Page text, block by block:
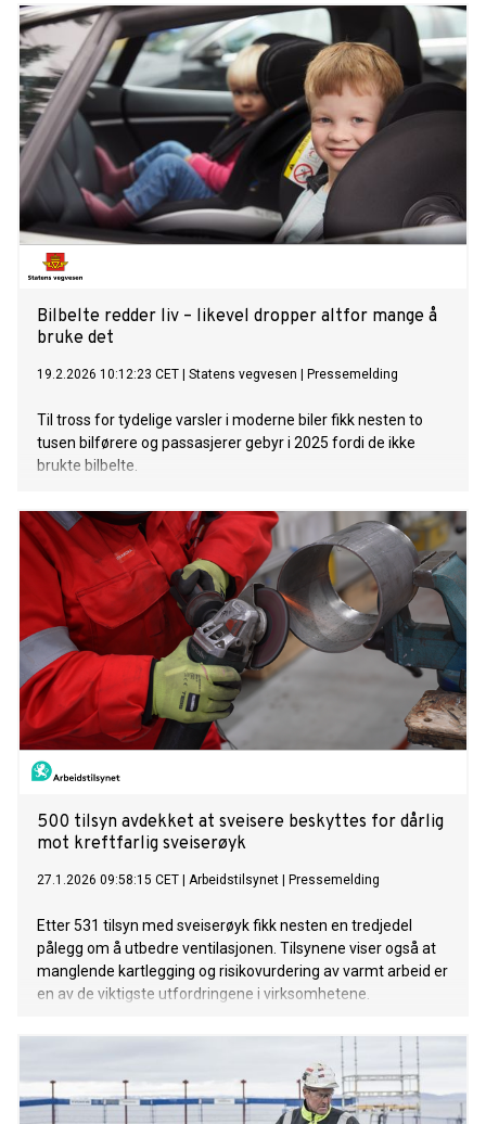
Bilbelte redder liv – likevel dropper altfor mange å
bruke det
19.2.2026 10:12:23 CET Statens vegvesen Pressemelding
Til tross for tydelige varsler i moderne biler fikk nesten to
tusen bilførere og passasjerer gebyr i 2025 fordi de ikke
brukte bilbelte.
500 tilsyn avdekket at sveisere beskyttes for dårlig
mot kreftfarlig sveiserøyk
27.1.2026 09:58:15 CET Arbeidstilsynet Pressemelding
Etter 531 tilsyn med sveiserøyk fikk nesten en tredjedel
pålegg om å utbedre ventilasjonen. Tilsynene viser også at
manglende kartlegging og risikovurdering av varmt arbeid er
en av de viktigste utfordringene i virksomhetene.